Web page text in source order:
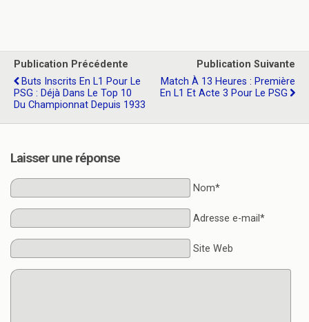
Publication Précédente
Buts Inscrits En L1 Pour Le
PSG : Déjà Dans Le Top 10
Du Championnat Depuis 1933
Publication Suivante
Match À 13 Heures : Première
En L1 Et Acte 3 Pour Le PSG
Laisser une réponse
Nom*
Adresse e-mail*
Site Web